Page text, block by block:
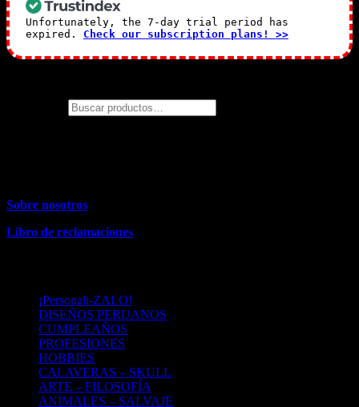
Unfortunately, the 7-day trial period has
expired. Check our subscription plans! >>
Sobre nosotros
Libro de reclamaciones
¡Personali-ZALO!
DISEÑOS PERUANOS
CUMPLEAÑOS
PROFESIONES
HOBBIES
CALAVERAS – SKULL
ARTE – FILOSOFÍA
ANIMALES – SALVAJE